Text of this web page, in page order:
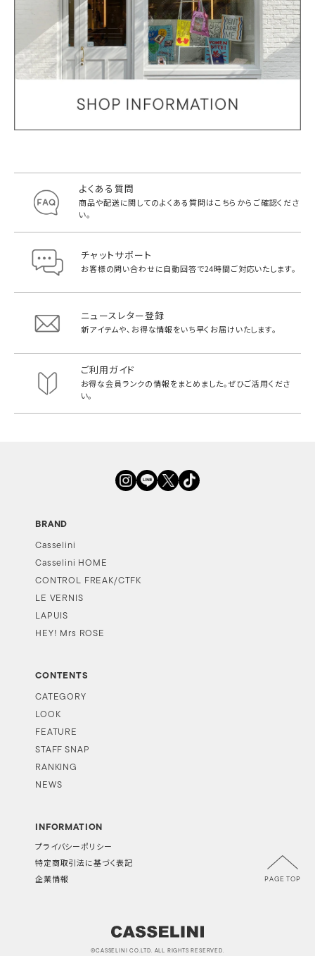
よくある質問
商品や配送に関してのよくある質問はこちらからご確認くださ
い。
チャットサポート
お客様の問い合わせに自動回答で24時間ご対応いたします。
ニュースレター登録
新アイテムや、お得な情報をいち早く お届けいたします。
ご利用ガイド
お得な会員ランクの情報をまとめました。ぜひご活用くださ
い。
BRAND
Casselini
Casselini HOME
CONTROL FREAK/CTFK
LE VERNIS
LAPUIS
HEY! Mrs ROSE
CONTENTS
CATEGORY
LOOK
FEATURE
STAFF SNAP
RANKING
NEWS
INFORMATION
プライバシーポリシー
特定商取引法に基づく表記
企業情報
©CASSELINI CO.LTD. ALL RIGHTS RESERVED.
PAGE TOP